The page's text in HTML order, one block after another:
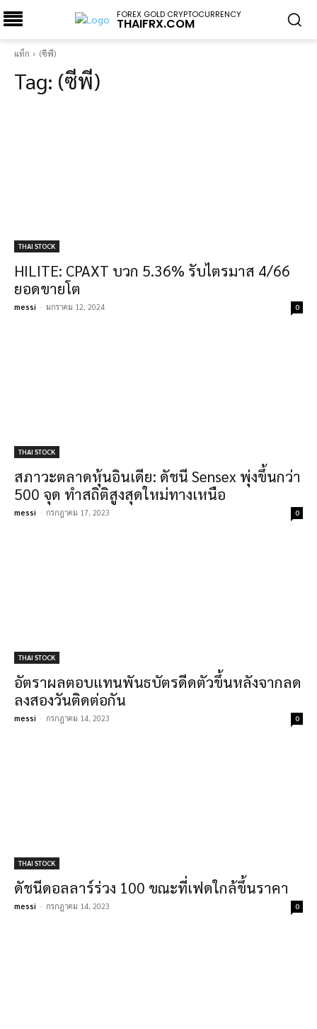
FOREX GOLD CRYPTOCURRENCY
THAIFRX.COM
แท็ก (ซีพี)
Tag: (ซีพี)
THAI STOCK
HILITE: CPAXT บวก 5.36% รับไตรมาส 4/66
ยอดขายโต
messi - มกราคม 12, 2024 0
THAI STOCK
สภาวะตลาดหุ้นอินเดีย: ดัชนี Sensex พุ่งขึ้นกว่า
500 จุด ทำสถิติสูงสุดใหม่ทางเหนือ
messi - กรกฎาคม 17, 2023 0
THAI STOCK
อัตราผลตอบแทนพันธบัตรดีดตัวขึ้นหลังจากลด
ลงสองวันติดต่อกัน
messi - กรกฎาคม 14, 2023 0
THAI STOCK
ดัชนีดอลลาร์ร่วง 100 ขณะที่เฟดใกล้ขึ้นราคา
messi - กรกฎาคม 14, 2023 0